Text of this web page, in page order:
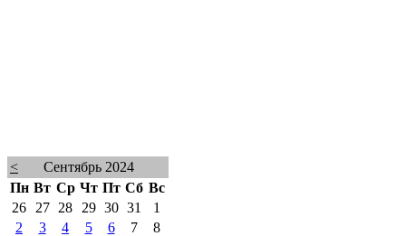
<
Сентябрь 2024
Пн Вт Ср Чт Пт Сб Вс
26
27 28 29 30 31
1
2
3 4 5 6 7
8